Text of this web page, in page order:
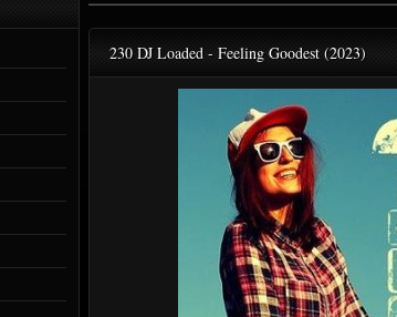
230 DJ Loaded - Feeling Goodest (2023)